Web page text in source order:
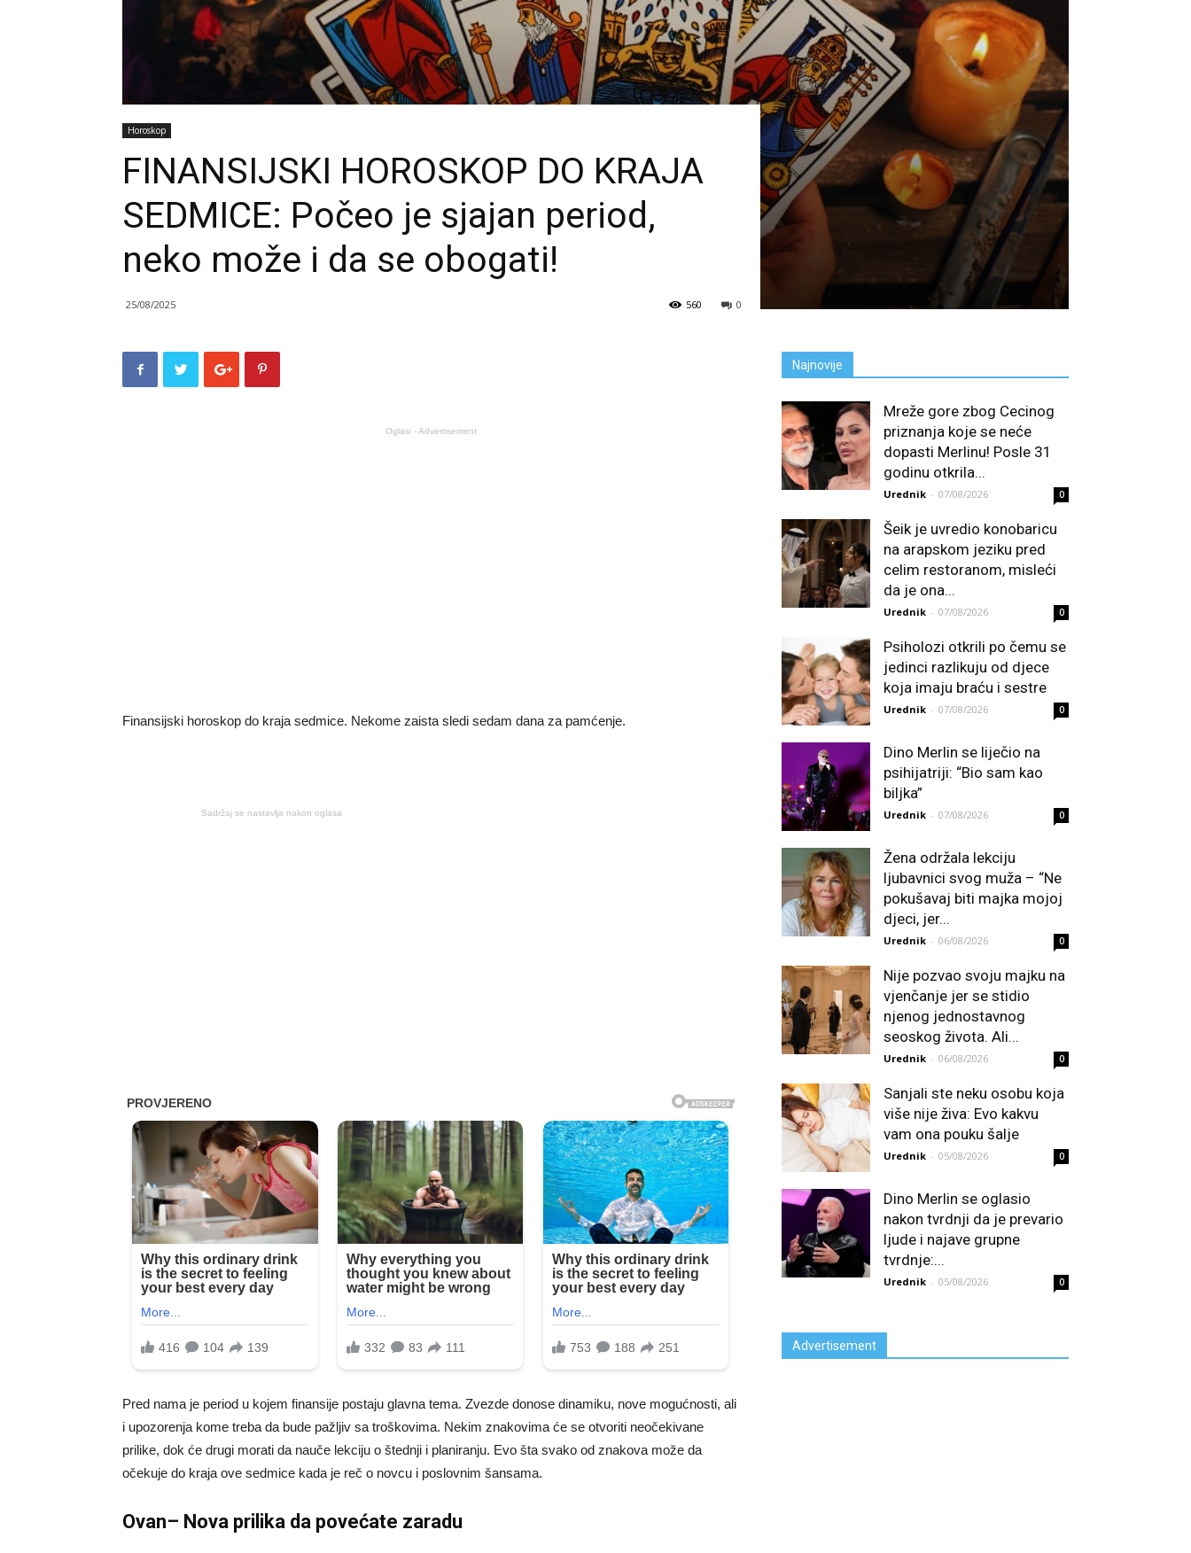
Horoskop
FINANSIJSKI HOROSKOP DO KRAJA
SEDMICE: Počeo je sjajan period,
neko može i da se obogati!
25/08/2025 0
560
Oglasi - Advertisement
Finansijski horoskop do kraja sedmice. Nekome zaista sledi sedam dana za pamćenje.
Sadržaj se nastavlja nakon oglasa
Pred nama je period u kojem finansije postaju glavna tema. Zvezde donose dinamiku, nove mogućnosti, ali
i upozorenja kome treba da bude pažljiv sa troškovima. Nekim znakovima će se otvoriti neočekivane
prilike, dok će drugi morati da nauče lekciju o štednji i planiranju. Evo šta svako od znakova može da
očekuje do kraja ove sedmice kada je reč o novcu i poslovnim šansama.
Ovan– Nova prilika da povećate zaradu
Najnovije
Mreže gore zbog Cecinog
priznanja koje se neće
dopasti Merlinu! Posle 31
godinu otkrila...
Urednik - 07/08/2026 0
Šeik je uvredio konobaricu
na arapskom jeziku pred
celim restoranom, misleći
da je ona...
Urednik - 07/08/2026 0
Psiholozi otkrili po čemu se
jedinci razlikuju od djece
koja imaju braću i sestre
Urednik - 07/08/2026 0
Dino Merlin se liječio na
psihijatriji: “Bio sam kao
biljka”
Urednik - 07/08/2026 0
Žena održala lekciju
ljubavnici svog muža – “Ne
pokušavaj biti majka mojoj
djeci, jer...
Urednik - 06/08/2026 0
Nije pozvao svoju majku na
vjenčanje jer se stidio
njenog jednostavnog
seoskog života. Ali...
Urednik - 06/08/2026 0
Sanjali ste neku osobu koja
više nije živa: Evo kakvu
vam ona pouku šalje
Urednik - 05/08/2026 0
Dino Merlin se oglasio
nakon tvrdnji da je prevario
ljude i najave grupne
tvrdnje:...
Urednik - 05/08/2026 0
Advertisement